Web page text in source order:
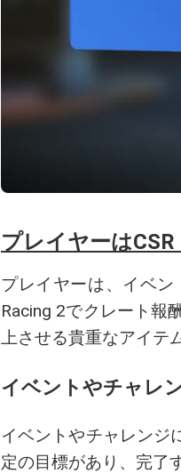
プレイヤーは
プレイヤーは、イベ
Racing 2でクレート報
上させる貴重なアイテ
イベントやチャレ
イベントやチャレンジ
定の目標があり、完了